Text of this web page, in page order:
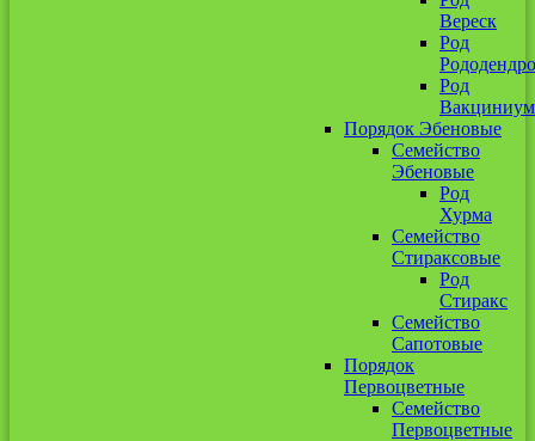
Вереск
Род
Род
Вакциниум
Порядок Эбеновые
Семейство
Эбеновые
Род
Хурма
Семейство
Стираксовые
Род
Стиракс
Семейство
Сапотовые
Порядок
Первоцветные
Семейство
Первоцветные